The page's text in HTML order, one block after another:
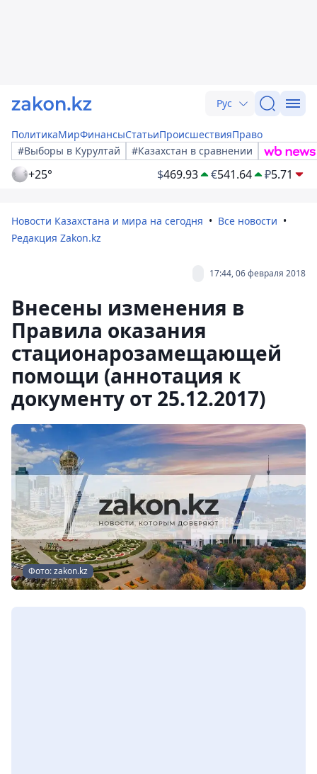
Рус
ПолитикаМирФинансыСтатьиПроисшествияПраво
#Выборы в Курултай
#Казахстан в сравнении
+25° $469.93 €541.64 ₽5.71
Новости Казахстана и мира на сегодня
Все новости
Редакция Zakon.kz
17:44, 06 февраля 2018
Внесены изменения в
Правила оказания
стационарозамещающей
помощи (аннотация к
документу от 25.12.2017)
Фото: zakon.kz